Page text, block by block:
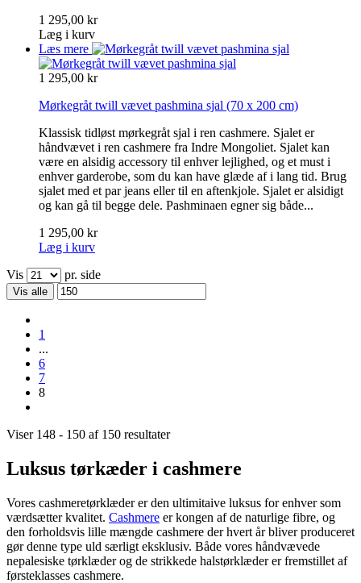
1 295,00 kr
Læg i kurv
Læs mere
1 295,00 kr
Mørkegråt twill vævet pashmina sjal (70 x 200 cm)
Klassisk tidløst mørkegråt sjal i ren cashmere. Sjalet er
håndvævet i ren cashmere fra Indre Mongoliet. Sjalet kan
være en alsidig accessory til enhver lejlighed, og et must i
enhver garderobe, som du kan have glæde af i lang tid. Brug
sjalet med et par jeans eller til en aftenkjole. Sjalet er alsidigt
og kan gå til begge dele. Pashminaen egner sig både...
1 295,00 kr
Læg i kurv
Vis
pr. side
Vis alle
1
...
6
7
8
Viser 148 - 150 af 150 resultater
Luksus tørkæder i cashmere
Vores cashmeretørklæder er den ultimitaive luksus for enhver som
værdsætter kvalitet. Cashmere er kongen af de naturlige fibre, og
den forholdsvis lille mængde cashmere der hvert år bliver produceret
gør denne type uld særligt eksklusiv. Både vores håndvævede
nepalesiske tørklæder og de strikkede halstørklæder er fremstillet af
førsteklasses cashmere.